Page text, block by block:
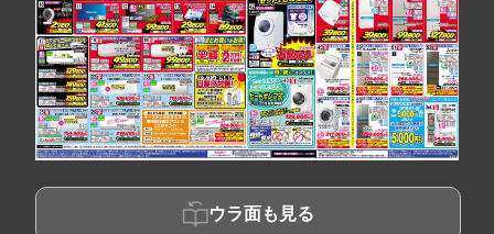
ウラ面も見る